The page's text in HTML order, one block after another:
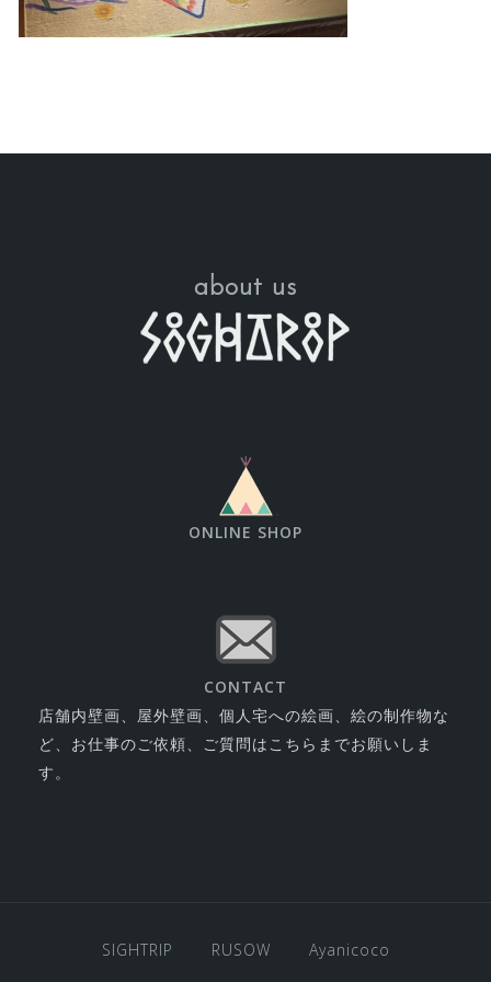
about us
ONLINE SHOP
CONTACT
店舗内壁画、屋外壁画、個人宅への絵画、絵の制作物な
ど、お仕事のご依頼、ご質問はこちらまでお願いしま
す。
SIGHTRIP RUSOW Ayanicoco